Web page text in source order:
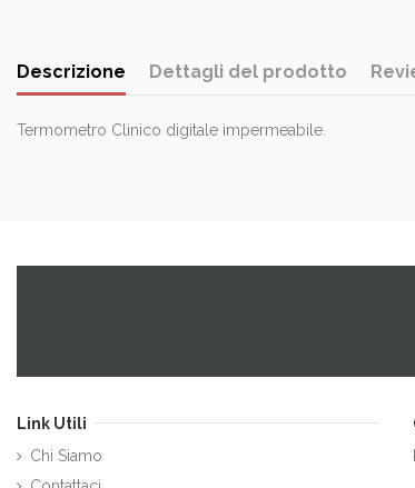
Descrizione Dettagli del prodotto
Termometro Clinico digitale impermeabile.
Link Utili
Chi Siamo